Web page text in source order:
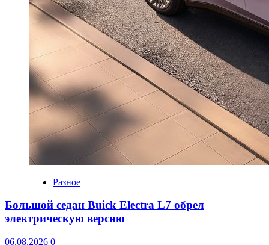
Разное
Большой седан Buick Electra L7 обрел
электрическую версию
06.08.2026 0